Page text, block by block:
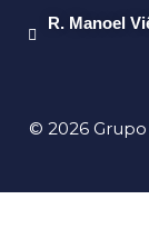
R. Manoel
© 2026